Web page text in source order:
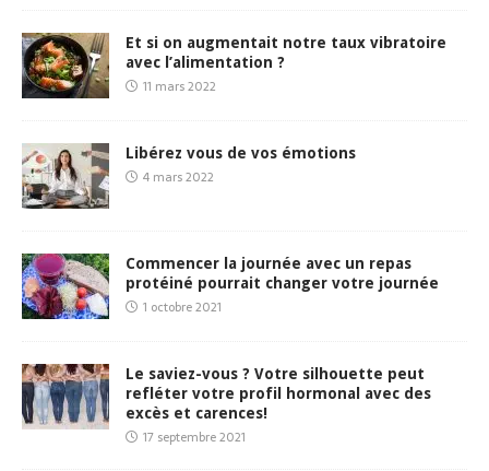
Et si on augmentait notre taux vibratoire
avec l’alimentation ?
11 mars 2022
Libérez vous de vos émotions
4 mars 2022
Commencer la journée avec un repas
protéiné pourrait changer votre journée
1 octobre 2021
Le saviez-vous ? Votre silhouette peut
refléter votre profil hormonal avec des
excès et carences!
17 septembre 2021